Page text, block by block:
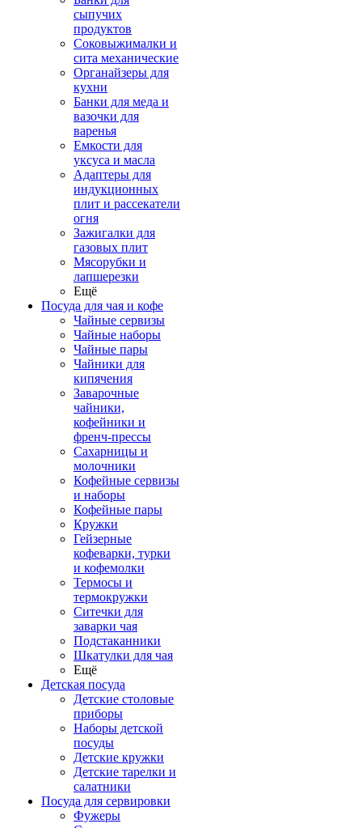
сыпучих
продуктов
Соковыжималки и
сита механические
Органайзеры для
кухни
Банки для меда и
вазочки для
варенья
Емкости для
уксуса и масла
Адаптеры для
индукционных
плит и рассекатели
огня
Зажигалки для
газовых плит
Мясорубки и
лапшерезки
Ещё
Посуда для чая и кофе
Чайные сервизы
Чайные наборы
Чайные пары
Чайники для
кипячения
Заварочные
чайники,
кофейники и
френч-прессы
Сахарницы и
молочники
Кофейные сервизы
и наборы
Кофейные пары
Кружки
Гейзерные
кофеварки, турки
и кофемолки
Термосы и
термокружки
Ситечки для
заварки чая
Подстаканники
Шкатулки для чая
Ещё
Детская посуда
Детские столовые
приборы
Наборы детской
посуды
Детские кружки
Детские тарелки и
салатники
Посуда для сервировки
Фужеры